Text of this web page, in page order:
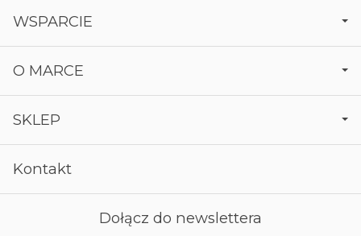
WSPARCIE
O MARCE
SKLEP
Kontakt
Dołącz do newslettera